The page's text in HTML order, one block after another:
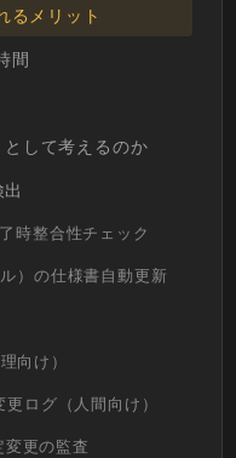
るメリット
間
して考えるのか
時整合性チェック
）の仕様書自動更新
向け）
ログ（人間向け）
更の監査